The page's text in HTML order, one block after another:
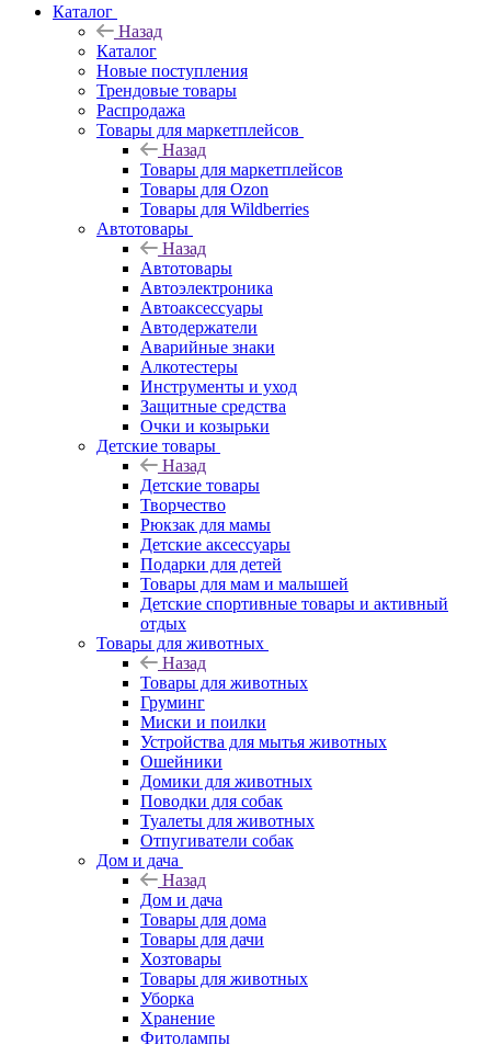
Каталог
Назад
Каталог
Новые поступления
Трендовые товары
Распродажа
Товары для маркетплейсов
Назад
Товары для маркетплейсов
Товары для Ozon
Товары для Wildberries
Автотовары
Назад
Автотовары
Автоэлектроника
Автоаксессуары
Автодержатели
Аварийные знаки
Алкотестеры
Инструменты и уход
Защитные средства
Очки и козырьки
Детские товары
Назад
Детские товары
Творчество
Рюкзак для мамы
Детские аксессуары
Подарки для детей
Товары для мам и малышей
Детские спортивные товары и активный
отдых
Товары для животных
Назад
Товары для животных
Груминг
Миски и поилки
Устройства для мытья животных
Ошейники
Домики для животных
Поводки для собак
Туалеты для животных
Отпугиватели собак
Дом и дача
Назад
Дом и дача
Товары для дома
Товары для дачи
Хозтовары
Товары для животных
Уборка
Хранение
Фитолампы